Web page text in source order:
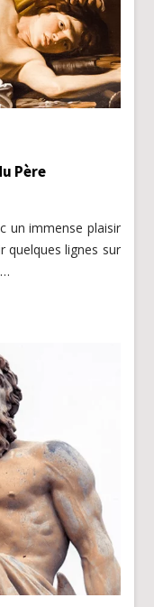
Père
un immense plaisir
quelques lignes sur